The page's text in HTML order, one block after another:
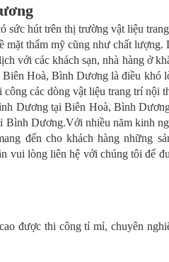
sức hút trên thị trường vật liệu
mặt thẩm mỹ cũng như chất lượng.
với các khách sạn, nhà hàng ở
Hoà, Bình Dương là điều khó
các dòng vật liệu trang trí nội
Dương tại Biên Hoà, Bình
Bình Dương.Với nhiều năm kinh
đến cho khách hàng những
vui lòng liên hệ với chúng tôi để
được thi công tỉ mỉ, chuyên